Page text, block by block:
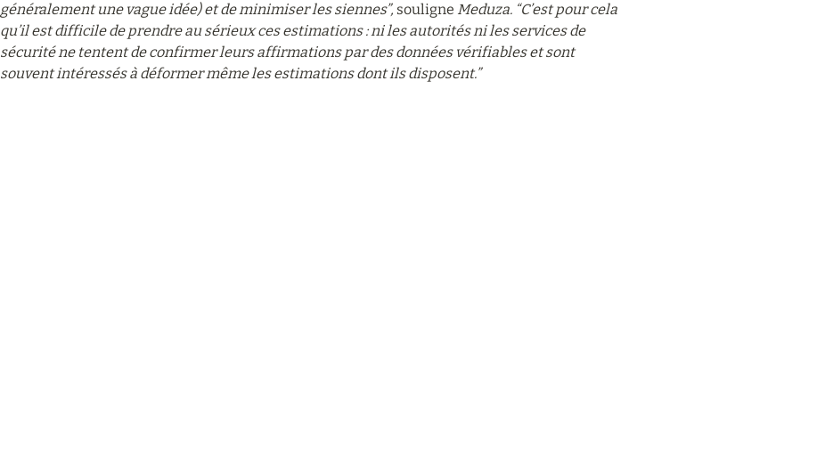
généralement une vague idée) et de minimiser les siennes”, souligne Meduza. “C’est pour cela
qu’il est difficile de prendre au sérieux ces estimations : ni les autorités ni les services de
sécurité ne tentent de confirmer leurs affirmations par des données vérifiables et sont
souvent intéressés à déformer même les estimations dont ils disposent.”